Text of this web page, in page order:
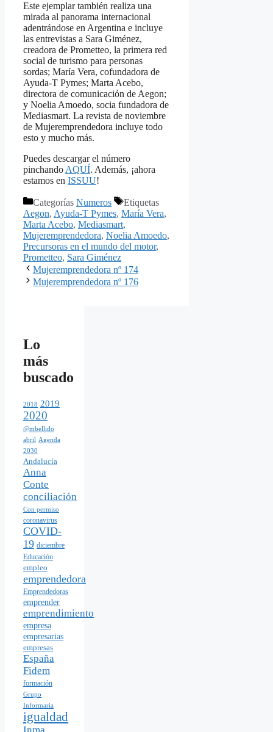
Este ejemplar también realiza una
mirada al panorama internacional
adentrándose en Argentina e incluye
las entrevistas a Sara Giménez,
creadora de Prometteo, la primera red
social de turismo para personas
sordas; María Vera, cofundadora de
Ayuda-T Pymes; Marta Acebo,
directora de comunicación de Aegon;
y Noelia Amoedo, socia fundadora de
Mediasmart. La revista de noviembre
de Mujeremprendedora incluye todo
esto y mucho más.
Puedes descargar el número
pinchando AQUÍ. Además, ¡ahora
estamos en ISSUU!
Categorías Numeros
Etiquetas
Aegon, Ayuda-T Pymes, María Vera,
Marta Acebo, Mediasmart,
Mujeremprendedora, Noelia Amoedo,
Precursoras en el mundo del motor,
Prometteo, Sara Giménez
Mujeremprendedora nº 174
Mujeremprendedora nº 176
Lo
más
buscado
2018 2019
2020
@mbellido
abril Agenda
2030
Andalucía
Anna
Conte
conciliación
Con permiso
coronavirus
COVID-
19 diciembre
Educación
empleo
emprendedora
Emprendedoras
emprender
emprendimiento
empresa
empresarias
empresas
España
Fidem
formación
Grupo
Informaria
igualdad